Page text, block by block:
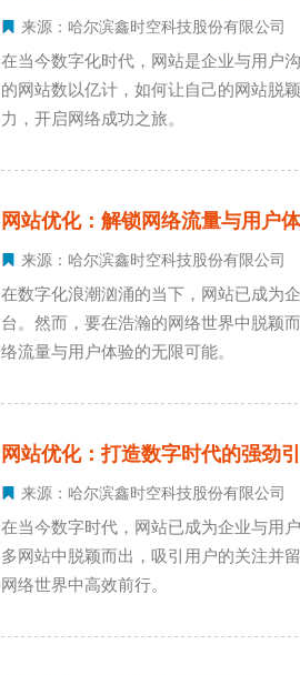
来源：哈尔滨鑫时空科技股份有限公司
在当今数字化时代，网站是企业与用户
的网站数以亿计，如何让自己的网站脱
力，开启网络成功之旅。
网站优化：解锁网络流量与用户
来源：哈尔滨鑫时空科技股份有限公司
在数字化浪潮汹涌的当下，网站已成为
台。然而，要在浩瀚的网络世界中脱颖
络流量与用户体验的无限可能。
网站优化：打造数字时代的强劲
来源：哈尔滨鑫时空科技股份有限公司
在当今数字时代，网站已成为企业与用
多网站中脱颖而出，吸引用户的关注并
网络世界中高效前行。